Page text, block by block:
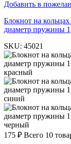
Добавить в
Блокнот на
диаметр пружины
SKU: 45021
красный
синий
черный
175 ₽ Всего 10